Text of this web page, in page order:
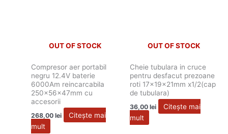
OUT OF STOCK
Compresor aer portabil
negru 12.4V baterie
6000Am reincarcabila
250x56x47mm cu
accesorii
268,00lei
Citește mai
mult
OUT OF STOCK
Cheie tubulara in cruce
pentru desfacut prezoane
roti 17x19x21mm x1/2(cap
de tubulara)
36,00 lei
Citește mai
mult